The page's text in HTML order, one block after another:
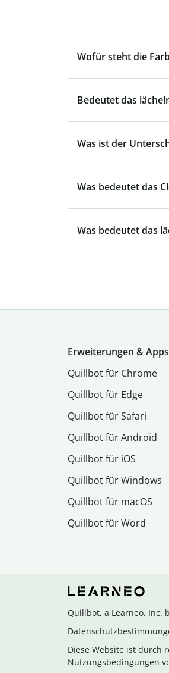
Wofür steht die
Bedeutet das
Was ist der
Was bedeutet das
Was bedeutet das
Erweiterungen & Apps
Quillbot für Chrome
Quillbot für Edge
Quillbot für Safari
Quillbot für Android
Quillbot für iOS
Quillbot für Windows
Quillbot für macOS
Quillbot für Word
Quillbot, a Learneo, Inc.
Diese Website ist durch
Nutzungsbedingungen